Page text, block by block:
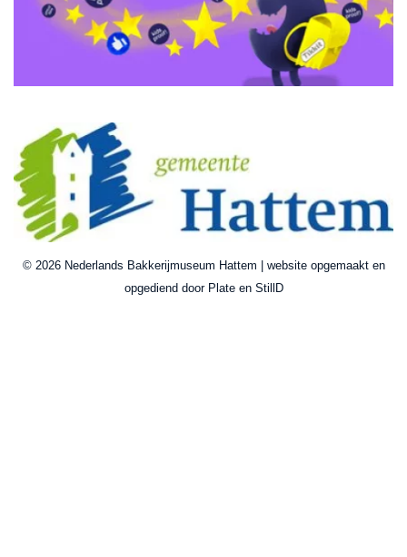
© 2026 Nederlands Bakkerijmuseum Hattem | website opgemaakt en
opgediend door Plate en StillD